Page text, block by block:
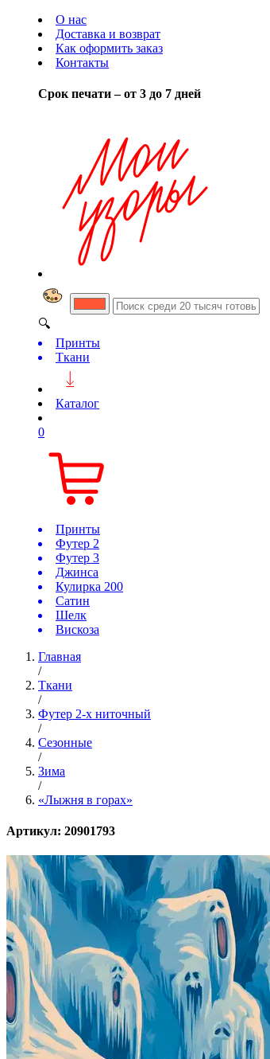
О нас
Доставка и возврат
Как оформить заказ
Контакты
Срок печати – от 3 до 7 дней
🔍
Принты
Ткани
Каталог
0
Принты
Футер 2
Футер 3
Джинса
Кулирка 200
Сатин
Шелк
Вискоза
Главная
/
Ткани
/
Футер 2-х ниточный
/
Сезонные
/
Зима
/
«Лыжня в горах»
Артикул: 20901793